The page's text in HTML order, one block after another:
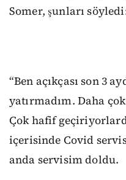
Somer, şunları
“Ben açıkçası son 3
yatırmadım. Daha
Çok hafif
içerisinde Covid
anda servisim doldu.